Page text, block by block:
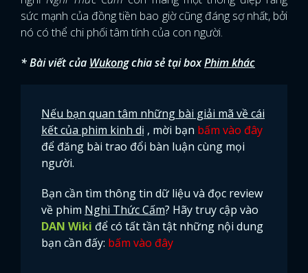
FACEBOOK GOOGLE
sức mạnh của đồng tiền bao giờ cũng đáng sợ nhất, bởi
nó có thể chi phối tâm tính của con người.
* Bài viết của Wukongchia sẻ tại boxPhim khác
Nếu bạn quan tâm những bài giải mã về cái
kết của phim kinh dị , mời bạn bấm vào đây
để đăng bài trao đổi bàn luận cùng mọi
người.
Bạn cần tìm thông tin dữ liệu và đọc review
về phim Nghi Thức Cấm? Hãy truy cập vào
DAN Wiki để có tất tần tật những nội dung
bạn cần đấy: bấm vào đây